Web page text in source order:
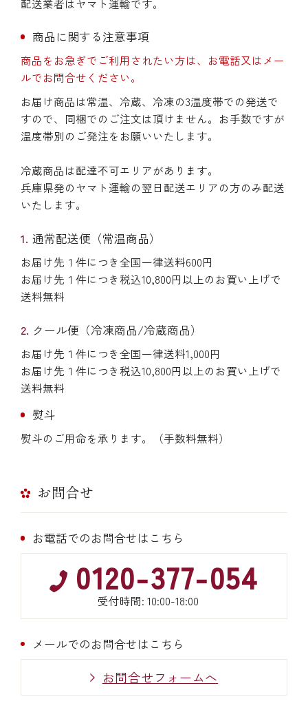
配送業者はヤマト運輸です。
商品に関する注意事項
商品をお急ぎでご利用されたい方は、お電話又はメー
ルでお問合せください。
お届け商品は常温、冷蔵、冷凍の3温度帯での発送で
すので、同梱でのご注文は頂けません。お手数ですが
温度帯別のご発注をお願いいたします。
冷蔵商品は配達不可エリアがあります。
兵庫県発のヤマト運輸の翌日配送エリアの方のみ配送
いたします。
通常配送便（常温商品）
お届け先１件につき全国一律送料600円
お届け先１件につき税込10,800円以上のお買い上げで
送料無料
クール便（冷凍商品/冷蔵商品）
お届け先１件につき全国一律送料1,000円
お届け先１件につき税込10,800円以上のお買い上げで
送料無料
熨斗
熨斗のご用命を承ります。（手数料無料）
お問合せ
お電話でのお問合せはこちら
0120-377-054
受付時間: 10:00-18:00
メールでのお問合せはこちら
お問合せフォームへ